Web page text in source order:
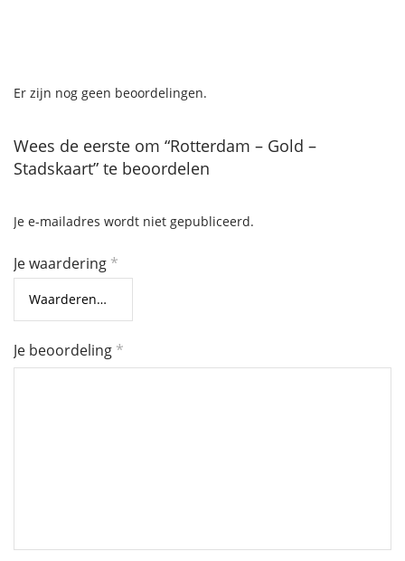
Er zijn nog geen beoordelingen.
Wees de eerste om “Rotterdam – Gold –
Stadskaart” te beoordelen
Je e-mailadres wordt niet gepubliceerd.
Je waardering *
Je beoordeling *